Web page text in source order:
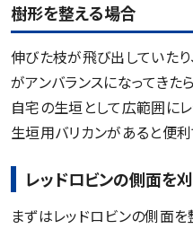
樹形を整える場合
伸びた枝が飛び出していた
がアンバランスになってきた
自宅の生垣として広範囲に
生垣用バリカンがあると便利
レッドロビンの側面を
まずはレッドロビンの側面を